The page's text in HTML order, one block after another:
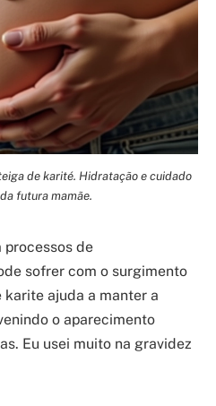
de karité. Hidratação e cuidado
futura mamãe.
processos de
sofrer com o surgimento
ajuda a manter a
o aparecimento
Eu usei muito na gravidez